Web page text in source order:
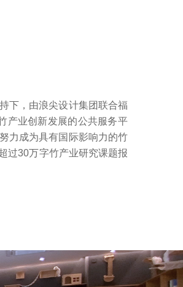
下，由浪尖设计集团联合福
产业创新发展的公共服务平
力成为具有国际影响力的竹
过30万字竹产业研究课题报